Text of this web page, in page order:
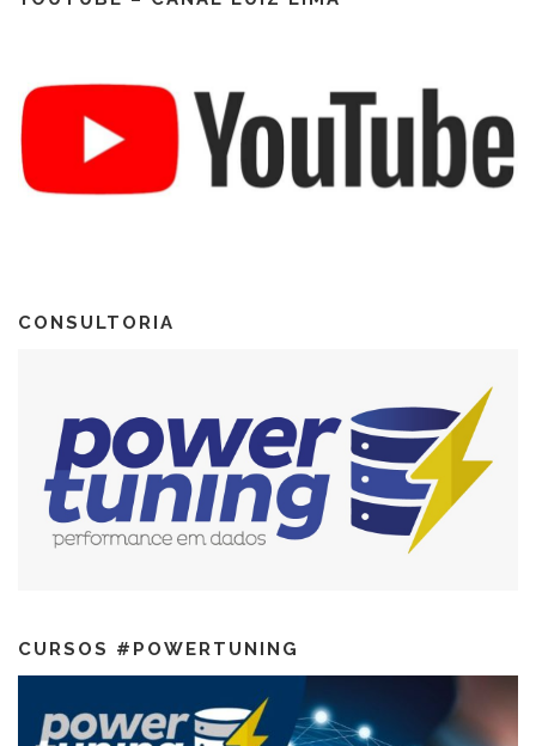
CONSULTORIA
CURSOS #POWERTUNING